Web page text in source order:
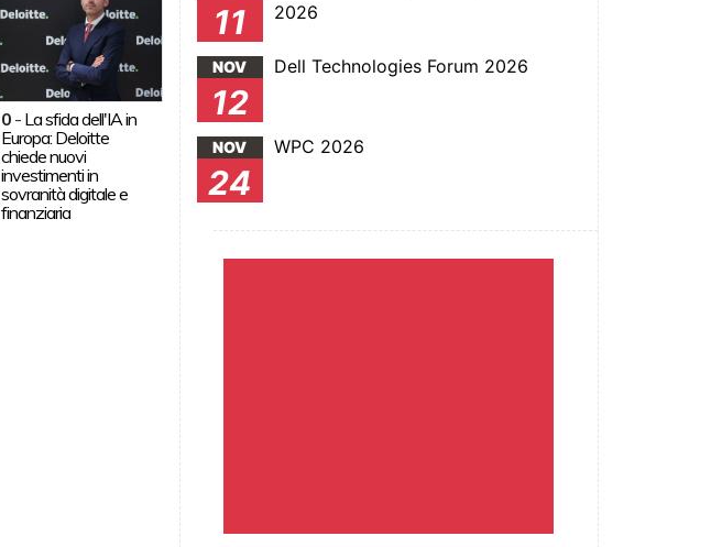
0 - La sfida dell'IA in
Europa: Deloitte
chiede nuovi
investimenti in
sovranità digitale e
finanziaria
11
2026
NOV
12
Dell Technologies Forum 2026
NOV
24
WPC 2026